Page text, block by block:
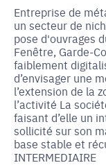
Entreprise de
un secteur de
pose d'ouvrages
Fenêtre, Garde-
faiblement
d’envisager une
l’extension de la
l’activité La
faisant d’elle un
sollicité sur son
base stable et
INTERMEDIAIRE